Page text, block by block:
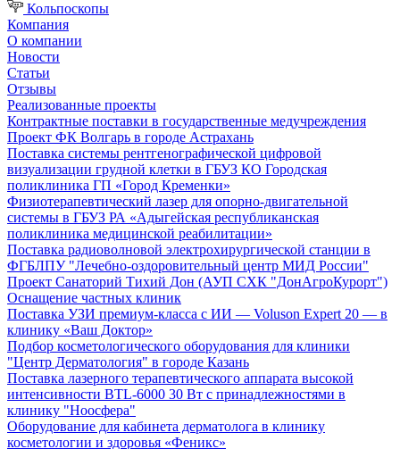
Кольпоскопы
Компания
О компании
Новости
Статьи
Отзывы
Реализованные проекты
Контрактные поставки в государственные медучреждения
Проект ФК Волгарь в городе Астрахань
Поставка системы рентгенографической цифровой
визуализации грудной клетки в ГБУЗ КО Городская
поликлиника ГП «Город Кременки»
Физиотерапевтический лазер для опорно-двигательной
системы в ГБУЗ РА «Адыгейская республиканская
поликлиника медицинской реабилитации»
Поставка радиоволновой электрохирургической станции в
ФГБЛПУ "Лечебно-оздоровительный центр МИД России"
Проект Санаторий Тихий Дон (АУП СХК "ДонАгроКурорт")
Оснащение частных клиник
Поставка УЗИ премиум-класса с ИИ — Voluson Expert 20 — в
клинику «Ваш Доктор»
Подбор косметологического оборудования для клиники
"Центр Дерматология" в городе Казань
Поставка лазерного терапевтического аппарата высокой
интенсивности BTL-6000 30 Вт с принадлежностями в
клинику "Ноосфера"
Оборудование для кабинета дерматолога в клинику
косметологии и здоровья «Феникс»